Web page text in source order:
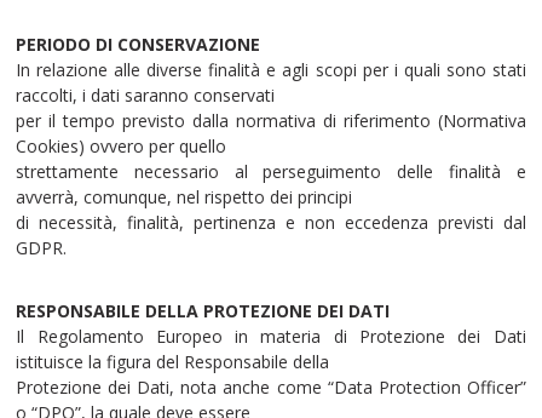
PERIODO DI CONSERVAZIONE
In relazione alle diverse finalità e agli scopi per i quali sono stati
raccolti, i dati saranno conservati
per il tempo previsto dalla normativa di riferimento (Normativa
Cookies) ovvero per quello
strettamente necessario al perseguimento delle finalità e
avverrà, comunque, nel rispetto dei principi
di necessità, finalità, pertinenza e non eccedenza previsti dal
GDPR.
RESPONSABILE DELLA PROTEZIONE DEI DATI
Il Regolamento Europeo in materia di Protezione dei Dati
istituisce la figura del Responsabile della
Protezione dei Dati, nota anche come “Data Protection Officer”
o “DPO”, la quale deve essere